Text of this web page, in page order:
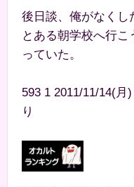
後日談、俺がなくし
とある朝学校へ行
っていた。
593 1 2011/11/14(月
り